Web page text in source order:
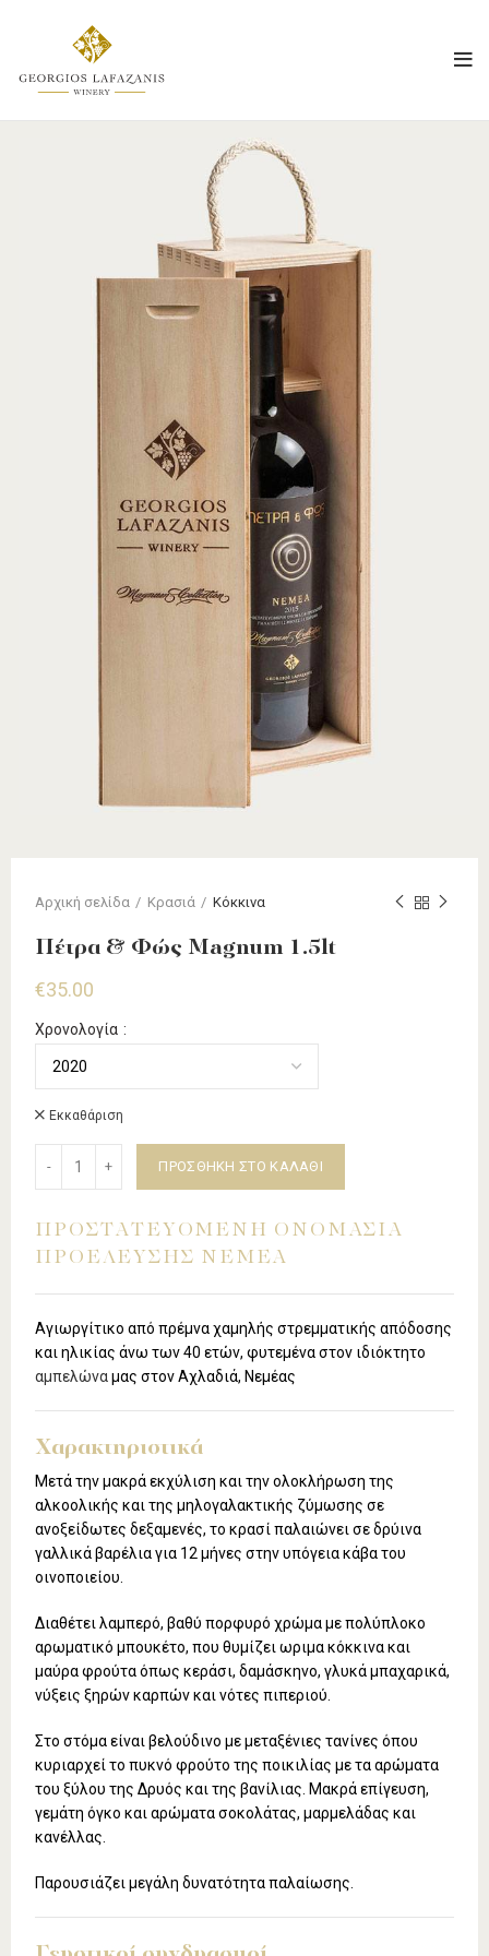
Αρχική σελίδα Κρασιά Κόκκινα
Πέτρα & Φώς Magnum 1.5lt
€35.00
Χρονολογία
Εκκαθάριση
ΠΡΟΣΘΉΚΗ ΣΤΟ ΚΑΛΆΘΙ
ΠΡΟΣΤΑΤΕΥΟΜΕΝΗ ΟΝΟΜΑΣΙΑ
ΠΡΟΕΛΕΥΣΗΣ ΝΕΜΕΑ
Αγιωργίτικο από πρέμνα χαμηλής στρεμματικής απόδοσης
και ηλικίας άνω των 40 ετών, φυτεμένα στον ιδιόκτητο
αμπελώναμας στον Αχλαδιά, Νεμέας
Χαρακτηριστικά
Μετά την μακρά εκχύλιση και την ολοκλήρωση της
αλκοολικής και της μηλογαλακτικής ζύμωσης σε
ανοξείδωτες δεξαμενές, το κρασί παλαιώνει σε δρύινα
γαλλικά βαρέλια για 12 μήνες στην υπόγεια κάβα του
οινοποιείου.
Διαθέτει λαμπερό, βαθύ πορφυρό χρώμα με πολύπλοκο
αρωματικό μπουκέτο, που θυμίζει ωριμα κόκκινα και
μαύρα φρούτα όπως κεράσι, δαμάσκηνο, γλυκά μπαχαρικά,
νύξεις ξηρών καρπών και νότες πιπεριού.
Στο στόμα είναι βελούδινο με μεταξένιες τανίνες όπου
κυριαρχεί το πυκνό φρούτο της ποικιλίας με τα αρώματα
του ξύλου της Δρυός και της βανίλιας. Μακρά επίγευση,
γεμάτη όγκο και αρώματα σοκολάτας, μαρμελάδας και
κανέλλας.
Παρουσιάζει μεγάλη δυνατότητα παλαίωσης.